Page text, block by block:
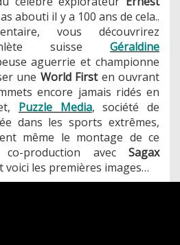
abouti il y a 100 ans de cela..
vous découvrirez
suisse Géraldine
aguerrie et championne
une World First en ouvrant
encore jamais ridés en
Puzzle Media, société de
dans les sports extrêmes,
même le montage de ce
production avec Sagax
voici les premières images…